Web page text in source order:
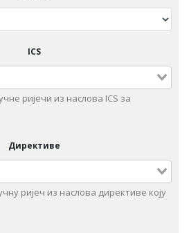
ICS
ријечи из наслова ICS за
Директиве
ријеч из наслова директиве коју